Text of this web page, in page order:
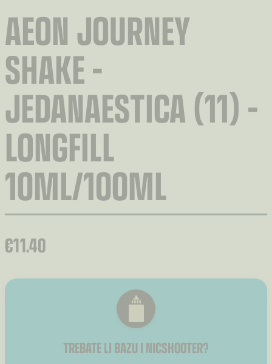
AEON JOURNEY
SHAKE –
JEDANAESTICA (11) –
LONGFILL
10ML/100ML
€11.40
TREBATE LI BAZU I NICSHOOTER?